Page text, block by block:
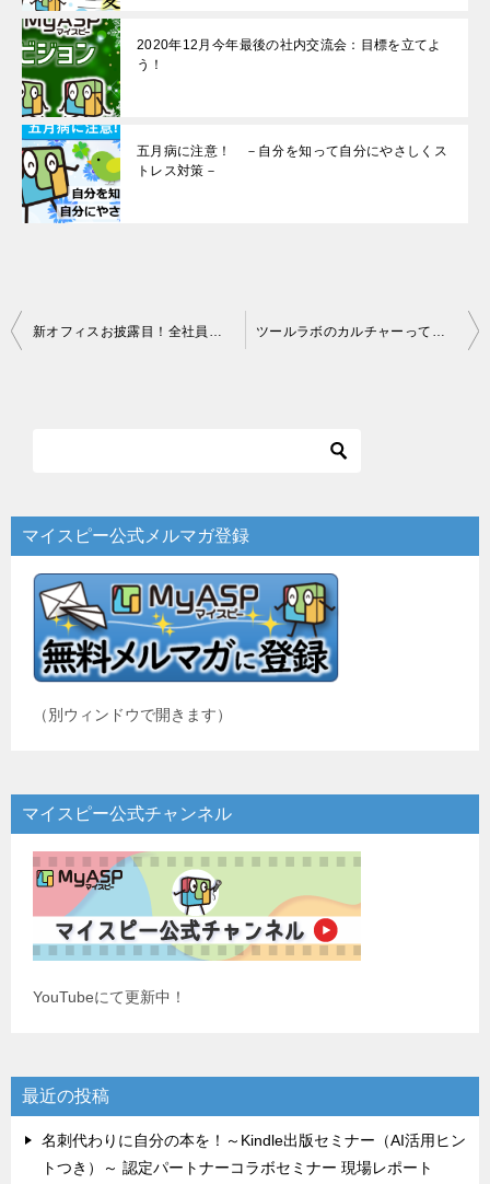
2020年12月今年最後の社内交流会：目標を立てよ
う！
五月病に注意！ －自分を知って自分にやさしくス
トレス対策－
投
ー
シ
新オフィスお披露目！全社員でこれからの10年を語りました＠社内交流会 ツールラボのカルチャーってなんだろう？＠社内交流会
マイスピー公式メルマガ登録
（別ウィンドウで開きます）
マイスピー公式チャンネル
YouTubeにて更新中！
最近の投稿
名刺代わりに自分の本を！～Kindle出版セミナー（AI活用ヒン
トつき）～ 認定パートナーコラボセミナー 現場レポート